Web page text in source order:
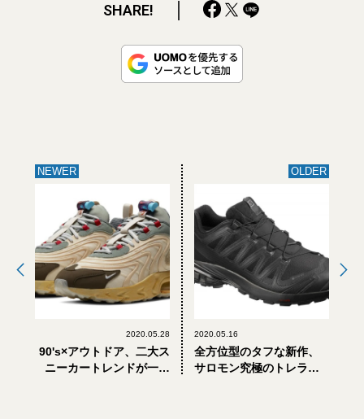
SHARE!
NEWER
2020.05.28
90's×アウトドア、二大ス
ニーカートレンドが一足
OLDER
2020.05.16
全方位型のタフな新作、
サロモン究極のトレラン